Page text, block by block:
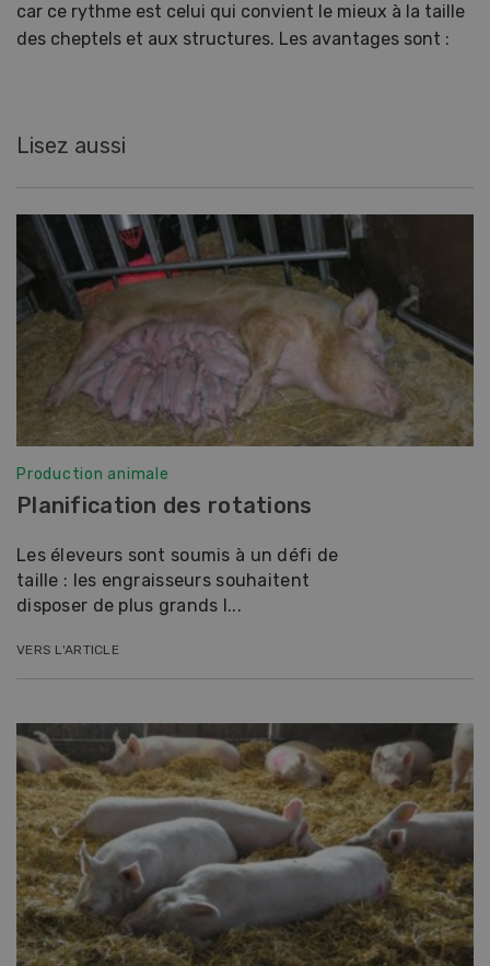
car ce rythme est celui qui convient le mieux à la taille
des cheptels et aux structures. Les avantages sont :
Lisez aussi
Production animale
Planification des rotations
Les éleveurs sont soumis à un défi de
taille : les engraisseurs souhaitent
disposer de plus grands l...
VERS L'ARTICLE